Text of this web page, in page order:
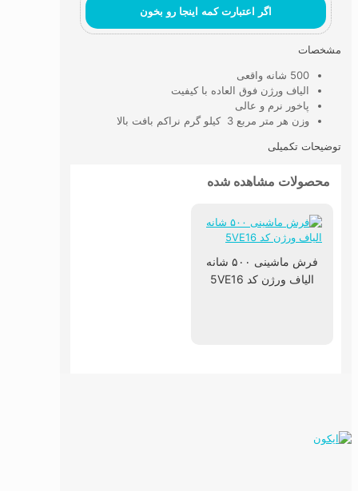
اگر اعتبارت کمه اینجا رو بخون
مشخصات
500 شانه واقعی
الیاف ورژن فوق العاده با کیفیت
پاخور نرم و عالی
وزن هر متر مربع 3 کیلو گرم نراکم بافت بالا
توضیحات تکمیلی
محصولات مشاهده شده
فرش ماشینی ۵۰۰ شانه
الیاف ورژن کد 5VE16